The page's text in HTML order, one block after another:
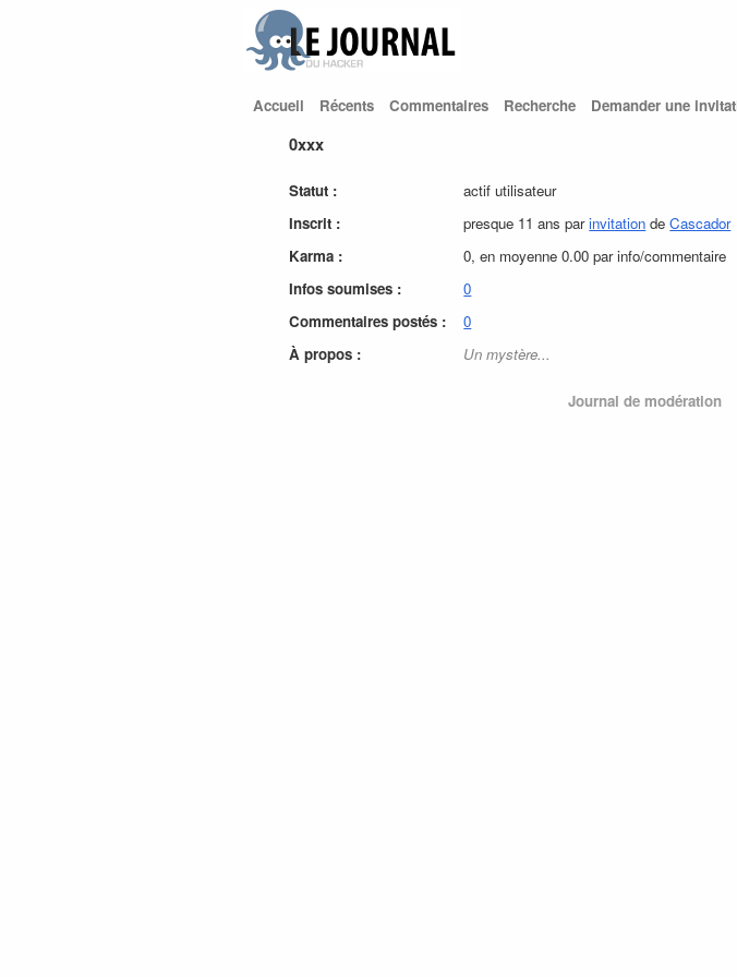
Accueil Récents Commentaires Recherche Demander une
0xxx
Statut :
actif utilisateur
Inscrit :
presque 11 ans parinvitation deCascador
Karma :
0, en moyenne 0.00 par info/commentaire
Infos soumises :
0
Commentaires postés :
0
À propos :
Un mystère...
Journal de modération